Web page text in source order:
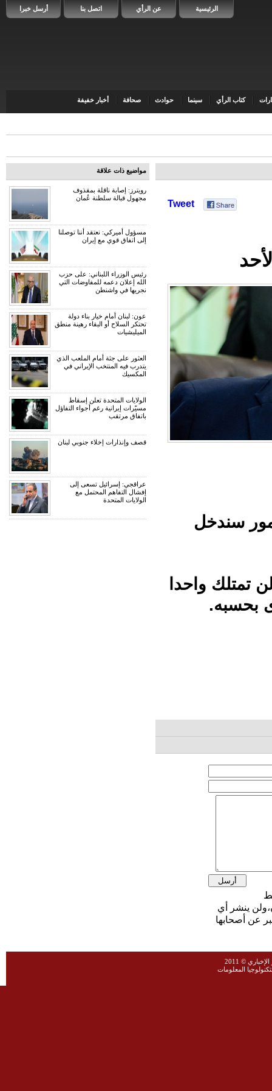
أرسل خبرا اتصل بنا عن الرأي الرئيسية
كتاب الرأي سينما حوادث صحافة أخبار خفيفة
Tweet
سندخل
تمتلك واحدا
بحسبه.
ينشر أي
عن أصحابها
مواضيع ذات علاقة
رويترز: إصابة ناقلة بمقذوف
مجهول قبالة سلطنة عُمان
مسؤول أميركي: نعتقد أننا توصلنا
إلى اتفاق قوي مع إيران
رئيس الوزراء اللبناني: على حزب
الله إعلان دعمه للمفاوضات التي
نجريها في واشنطن
عون: لبنان أمام خيار بناء دولة
تحتكر السلاح أو البقاء رهينة منطق
الميليشيات
العثور على جثة أمام الملعب الذي
يتدرب فيه المنتخب الإيراني في
المكسيك
الولايات المتحدة تعلن إسقاط
مسيّرات إيرانية رغم أجواء التفاؤل
باتفاق مرتقب
قصف وإنذارات إخلاء جنوبي لبنان
عراقجي: إسرائيل تسعى إلى
إفشال التفاهم المحتمل مع
الولايات المتحدة
© 2011
المعلومات